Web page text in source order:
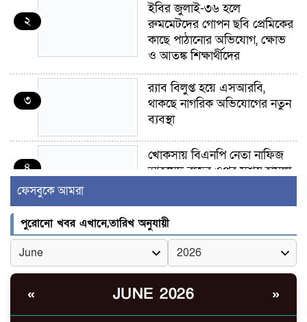
২
ইবির জুলাই-৩৬ হলে
রুমমেটদের গোপন ছবি প্রেমিকের
কাছে পাঠানোর অভিযোগ, ক্ষোভ
ও আতঙ্ক শিক্ষার্থীদের
৩
র‍্যাব বিলুপ্ত হয়ে এসআরবি,
থাকছে নাগরিক অভিযোগের নতুন
ব্যবস্থা
৪
খোকসায় বিএনপি নেতা নাফিজ
আহমেদ রাজুর ওপর সশস্ত্র হামলা,
৫
সাঈদীর ছবিতে জুতা
নিক্ষেপকারীরা ‘জারজ সন্তান’:
আমির হামজা
৬
ইসলামী বিশ্ববিদ্যালয়র ৪৪
ফেসবুকে আমরা
পুরোনো খবর এখানে,তারিখ অনুযায়ী
« JUNE 2026 »